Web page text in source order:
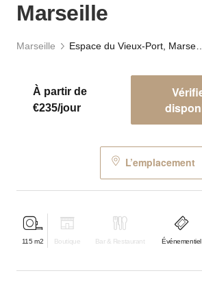
Marseille
Marseille
À partir de
€235/jour
L’emplacement
115 m2 Boutique Bar & Restaurant Événementiel